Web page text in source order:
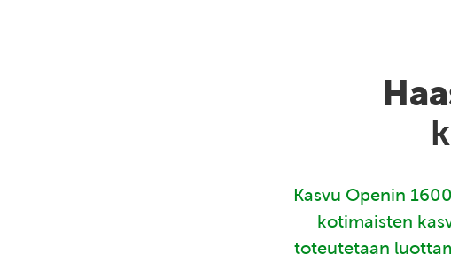
Kasvu Openin
kotimaisten
toteutetaan